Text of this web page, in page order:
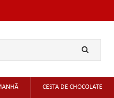
CESTA DE CHOCOLATE